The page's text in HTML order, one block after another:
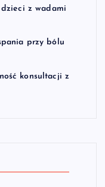
z wadami
przy bólu
konsultacji z